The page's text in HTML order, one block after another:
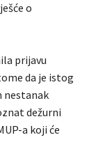
o
prijavu
da je istog
nestanak
dežurni
a koji će